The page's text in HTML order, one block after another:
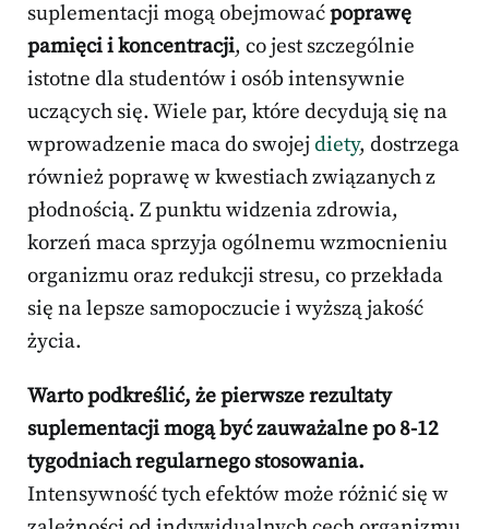
suplementacji mogą obejmowaćpoprawę
pamięci i koncentracji, co jest szczególnie
istotne dla studentów i osób intensywnie
uczących się. Wiele par, które decydują się na
wprowadzenie maca do swojejdiety, dostrzega
również poprawę w kwestiach związanych z
płodnością. Z punktu widzenia zdrowia,
korzeń maca sprzyja ogólnemu wzmocnieniu
organizmu oraz redukcji stresu, co przekłada
się na lepsze samopoczucie i wyższą jakość
życia.
Warto podkreślić, że pierwsze rezultaty
suplementacji mogą być zauważalne po 8-12
tygodniach regularnego stosowania.
Intensywność tych efektów może różnić się w